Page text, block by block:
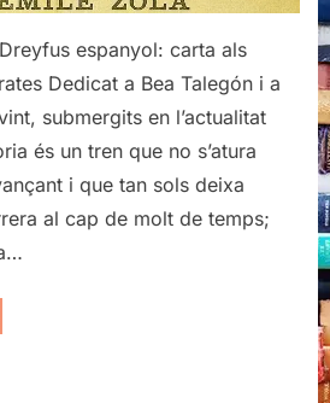
demòcrates
espanyol: carta als
Dedicat a Bea Talegón i a
submergits en l’actualitat
és un tren que no s’atura
i que tan sols deixa
al cap de molt de temps;